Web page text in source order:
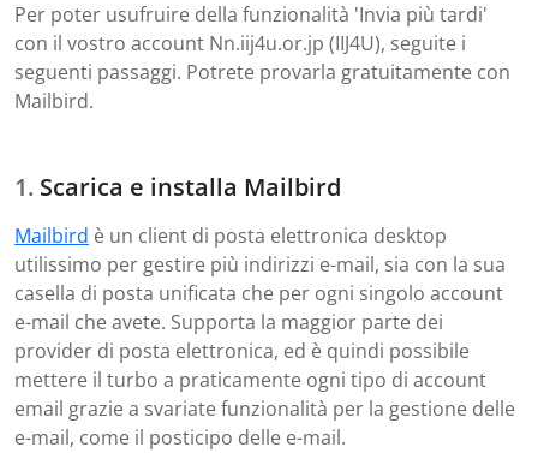
Per poter usufruire della funzionalità 'Invia più tardi'
con il vostro account Nn.iij4u.or.jp (IIJ4U), seguite i
seguenti passaggi. Potrete provarla gratuitamente con
Mailbird.
Scarica e installa Mailbird
Mailbird è un client di posta elettronica desktop
utilissimo per gestire più indirizzi e-mail, sia con la sua
casella di posta unificata che per ogni singolo account
e-mail che avete. Supporta la maggior parte dei
provider di posta elettronica, ed è quindi possibile
mettere il turbo a praticamente ogni tipo di account
email grazie a svariate funzionalità per la gestione delle
e-mail, come il posticipo delle e-mail.